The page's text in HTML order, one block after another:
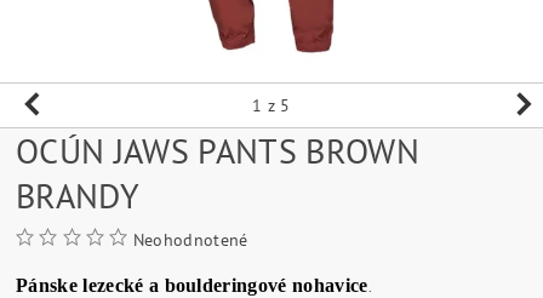
1 z 5
OCÚN JAWS PANTS BROWN
BRANDY
Neohodnotené
Pánske lezecké a boulderingové nohavice.